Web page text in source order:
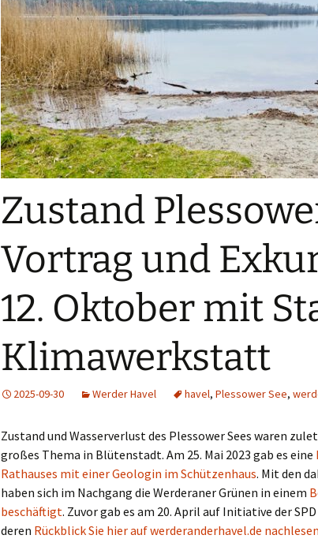
Zustand
Vortrag und
12. Oktober mit
Klimawerkstatt
2025-09-30 Werder Havel havel, Plessower See,
Zustand und Wasserverlust des Plessower Sees waren
großes Thema in Blütenstadt. Am 25. Mai 2023 gab es eine
Rathauses mit einer Geologin im Schützenhaus. Mit den
haben sich im Nachgang die Werderaner Grünen in einem
beschäftigt. Zuvor gab es am 20. April auf Initiative der
deren Rückblick Sie hier auf werderanderhavel.de